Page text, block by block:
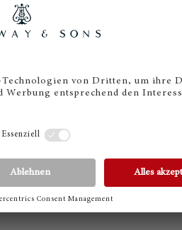
& Sons Frankfurt
Landstraße 47
Instrument werden Sie
Steinway, Boston und
bis zum Profimodell an.